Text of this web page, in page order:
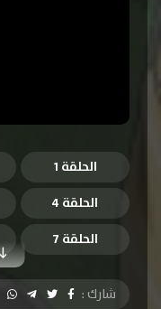
الحلقة 1
الحلقة 4
الحلقة 7
الحلقة 10
شارك :